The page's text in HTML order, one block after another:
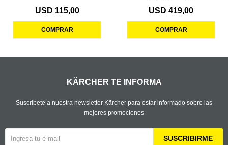
USD 115,00 USD 419,00
KÄRCHER TE INFORMA
Suscríbete a nuestra newsletter Kärcher para estar informado sobre las
mejores promociones
SUSCRIBIRME